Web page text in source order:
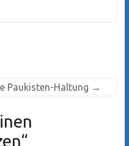
Paukisten-Haltung →
“